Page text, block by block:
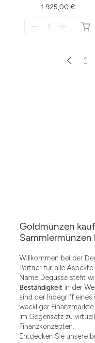
1.925,00 €
1
Goldmünzen
Sammlermünzen
Willkommen bei der
Partner für alle
Name Degussa steht
Beständigkeit in der
sind der Inbegriff eines
wackliger
im Gegensatz zu
Finanzkonzepten.
Entdecken Sie unsere